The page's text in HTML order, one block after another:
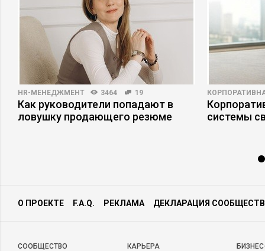
HR-МЕНЕДЖМЕНТ 3464 19
Как руководители попадают в
ловушку продающего резюме
системы
О ПРОЕКТЕ F.A.Q. РЕКЛАМА ДЕКЛАРАЦИЯ
CООБЩЕСТВО КАРЬЕРА